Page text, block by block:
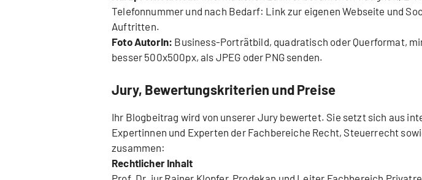
Telefonnummer und nach Bedarf: Link zur eigenen Webseite und
Auftritten.
Foto AutorIn: Business-Porträtbild, quadratisch oder Querformat,
besser 500x500px, als JPEG oder PNG senden.
Jury, Bewertungskriterien und Preise
Ihr Blogbeitrag wird von unserer Jury bewertet. Sie setzt sich aus
Expertinnen und Experten der Fachbereiche Recht, Steuerrecht
zusammen:
Rechtlicher Inhalt